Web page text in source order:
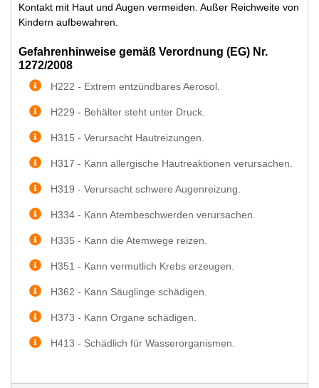
Kontakt mit Haut und Augen vermeiden. Außer Reichweite von
Kindern aufbewahren.
Gefahrenhinweise gemäß Verordnung (EG) Nr.
1272/2008
H222 - Extrem entzündbares Aerosol.
H229 - Behälter steht unter Druck.
H315 - Verursacht Hautreizungen.
H317 - Kann allergische Hautreaktionen verursachen.
H319 - Verursacht schwere Augenreizung.
H334 - Kann Atembeschwerden verursachen.
H335 - Kann die Atemwege reizen.
H351 - Kann vermutlich Krebs erzeugen.
H362 - Kann Säuglinge schädigen.
H373 - Kann Organe schädigen.
H413 - Schädlich für Wasserorganismen.